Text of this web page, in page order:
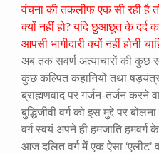
वंचना की तकलीफ एक सी रही है
क्यों नहीं हो? यदि छुआछूत के दर्द
आपसी भागीदारी क्यों नहीं होनी
अब तक सवर्ण अत्याचारों की कुछ
कुछ कल्पित कहानियों तथा
ब्राह्मणवाद पर गर्जन-तर्जन करने
बुद्धिजीवी वर्ग को इस मुद्दे पर
वर्ग स्वयं अपने ही हमजाति हमवर्ग
आज दलित वर्ग में एक ऐसा ‘एलीट’